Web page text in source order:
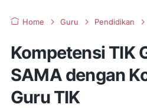
Home Guru Pendidikan
Kompetensi TIK
SAMA dengan
Guru TIK